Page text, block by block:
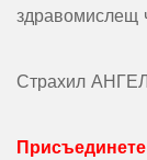
здравомислещ
Страхил